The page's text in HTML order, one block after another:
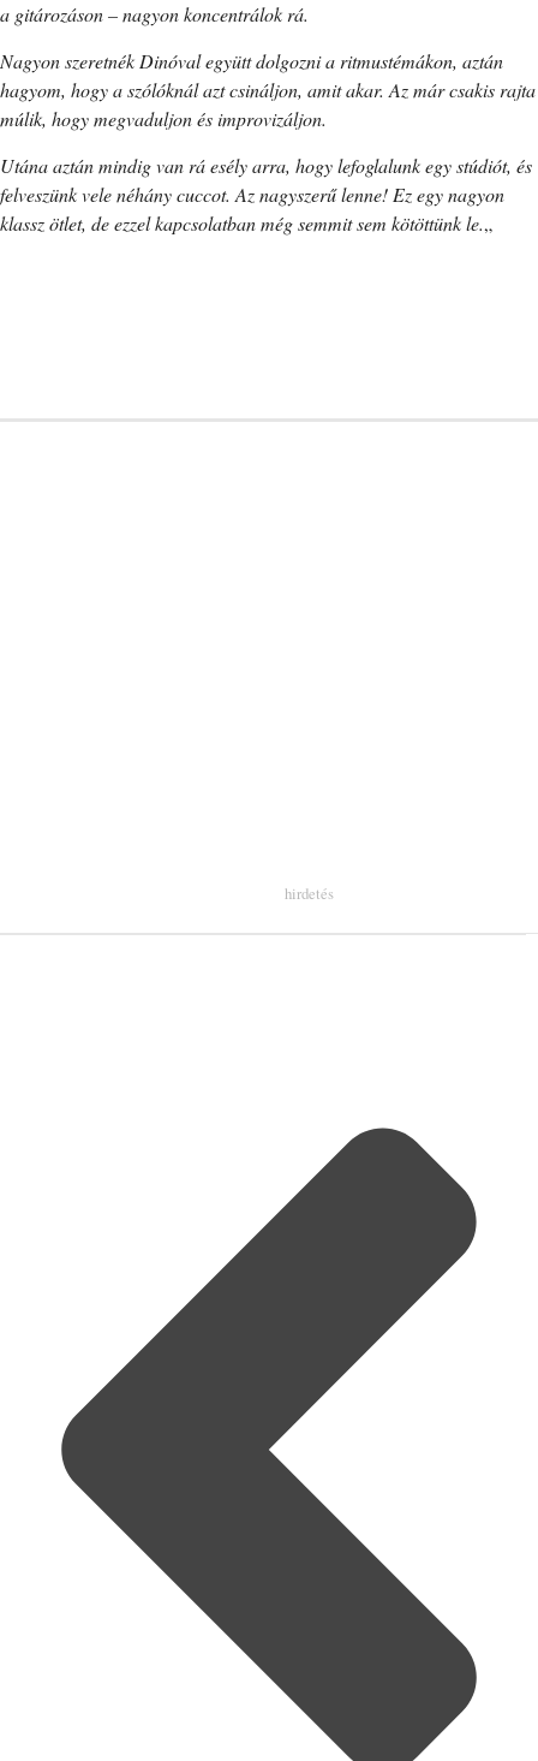
a gitározáson – nagyon koncentrálok rá.
Nagyon szeretnék Dinóval együtt dolgozni a ritmustémákon, aztán
hagyom, hogy a szólóknál azt csináljon, amit akar. Az már csakis rajta
múlik, hogy megvaduljon és improvizáljon.
Utána aztán mindig van rá esély arra, hogy lefoglalunk egy stúdiót, és
felveszünk vele néhány cuccot. Az nagyszerű lenne! Ez egy nagyon
klassz ötlet, de ezzel kapcsolatban még semmit sem kötöttünk le.„